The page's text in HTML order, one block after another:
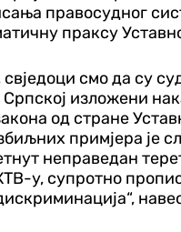
правосудног
праксу
смо да су
изложени
од стране
примјера је
неправедан
у, супротно